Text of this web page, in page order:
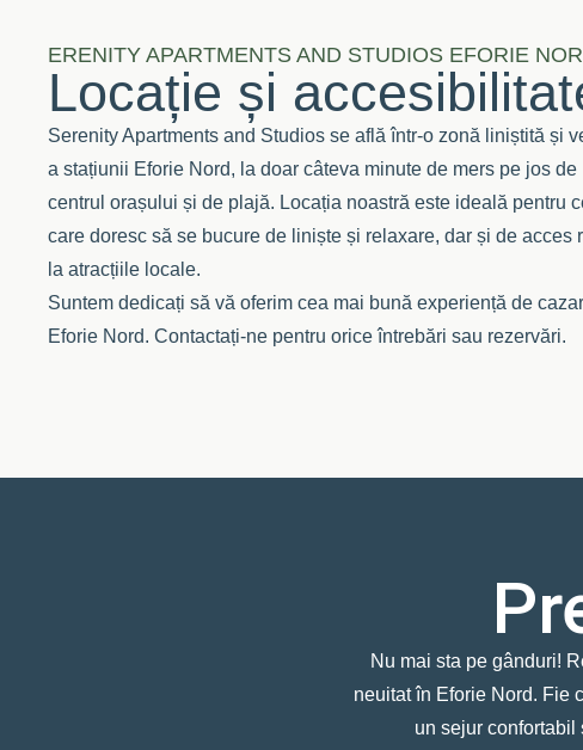
ERENITY APARTMENTS AND STUDIOS EFORIE
Locație și
Serenity Apartments and Studios se află într-o zonă liniștită și
a stațiunii Eforie Nord, la doar câteva minute de mers pe jos de
centrul orașului și de plajă. Locația noastră este ideală pentru
care doresc să se bucure de liniște și relaxare, dar și de acces
la atracțiile locale.
Suntem dedicați să vă oferim cea mai bună experiență de
Eforie Nord. Contactați-ne pentru orice întrebări sau rezervări.
Nu mai sta pe gânduri!
neuitat în Eforie Nord. Fie
un sejur